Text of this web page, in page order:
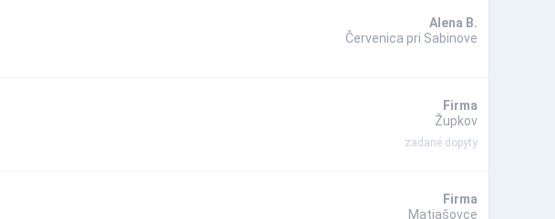
Alena B.
Červenica pri Sabinove
Firma
Župkov
zadané dopyty
Firma
Matiašovce